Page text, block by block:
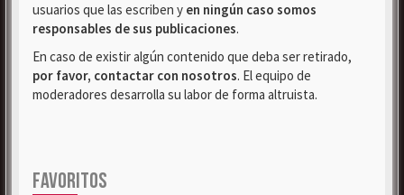
usuarios que las escriben y en ningún caso somos
responsables de sus publicaciones.
En caso de existir algún contenido que deba ser retirado,
por favor, contactar con nosotros. El equipo de
moderadores desarrolla su labor de forma altruista.
FAVORITOS